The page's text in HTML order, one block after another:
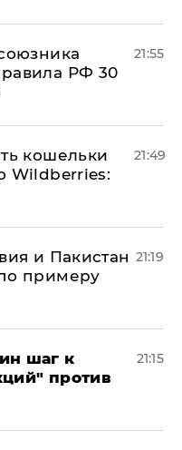
РФ 30
21:55
кошельки
Wildberries:
21:49
и Пакистан
примеру
21:19
шаг к
против
21:15